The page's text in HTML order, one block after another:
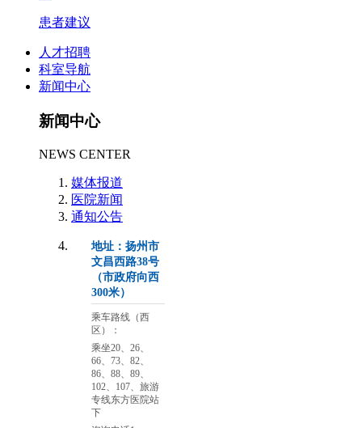
患者建议
人才招聘
科室导航
新闻中心
新闻中心
NEWS CENTER
媒体报道
医院新闻
通知公告
地址：扬州市
文昌西路38号
（市政府向西
300米）
乘车路线（西
区）：
乘坐20、26、
66、73、82、
86、88、89、
102、107、旅游
专线东方医院站
下